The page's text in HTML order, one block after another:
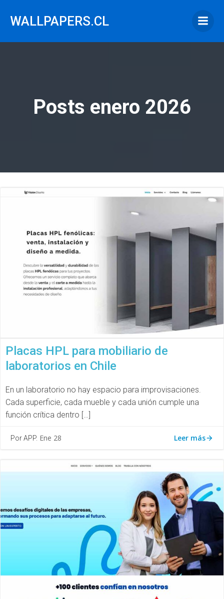
WALLPAPERS.CL
Posts enero 2026
Placas HPL para mobiliario de
laboratorios en Chile
En un laboratorio no hay espacio para improvisaciones.
Cada superficie, cada mueble y cada unión cumple una
función crítica dentro […]
Por APP. Ene 28 Leer más